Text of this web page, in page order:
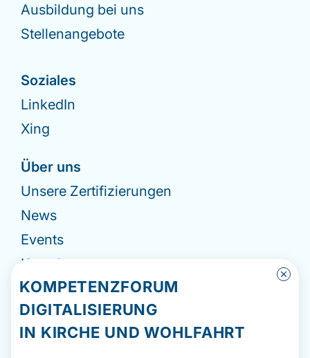
Ausbildung bei uns
Stellenangebote
Soziales
LinkedIn
Xing
Über uns
Unsere Zertifizierungen
News
Events
Kontakt
Impressum
Datenschutzerklärung
Hinweisgebermeldesystem
KOMPETENZFORUM
DIGITALISIERUNG
IN KIRCHE UND WOHLFAHRT